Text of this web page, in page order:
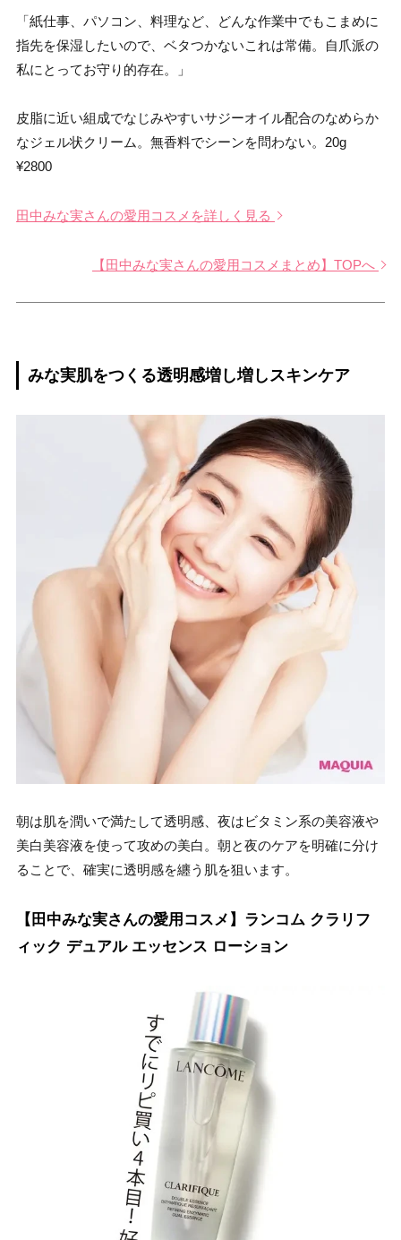
「紙仕事、パソコン、料理など、どんな作業中でもこまめに
指先を保湿したいので、ベタつかないこれは常備。自爪派の
私にとってお守り的存在。」
皮脂に近い組成でなじみやすいサジーオイル配合のなめらか
なジェル状クリーム。無香料でシーンを問わない。20g
¥2800
田中みな実さんの愛用コスメを詳しく見る
【田中みな実さんの愛用コスメまとめ】TOPへ
みな実肌をつくる透明感増し増しスキンケア
朝は肌を潤いで満たして透明感、夜はビタミン系の美容液や
美白美容液を使って攻めの美白。朝と夜のケアを明確に分け
ることで、確実に透明感を纏う肌を狙います。
【田中みな実さんの愛用コスメ】ランコム クラリフ
ィック デュアル エッセンス ローション